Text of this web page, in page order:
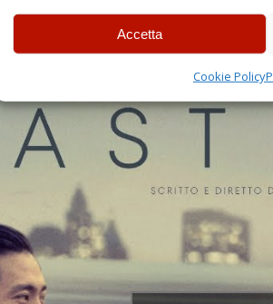
Accetta
Cookie Policy